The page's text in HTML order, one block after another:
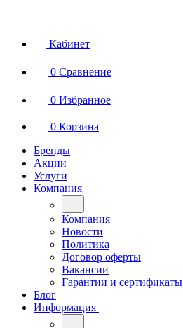
Кабинет
0 Сравнение
0 Избранное
0 Корзина
Бренды
Акции
Услуги
Компания
Компания
Новости
Политика
Договор оферты
Вакансии
Гарантии и сертификаты
Блог
Информация